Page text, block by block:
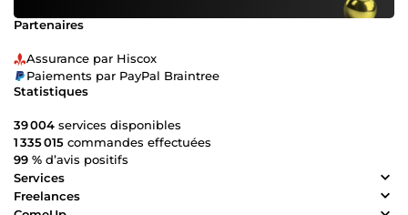
Partenaires
Assurance par Hiscox
Paiements par PayPal Braintree
Statistiques
39 004 services disponibles
1 335 015 commandes effectuées
99 % d’avis positifs
Services
Freelances